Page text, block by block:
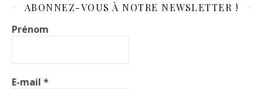
ABONNEZ-VOUS À NOTRE NEWSLETTER !
Prénom
E-mail *